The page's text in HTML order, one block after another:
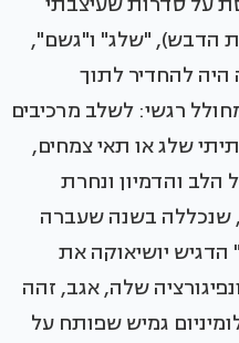
הדבש), "שלג" ו"גשם",
היה להחדיר לתוך
רגשי: לשלב מרכיבים
שלג או תאי צמחים,
הלב והדמיון ונחרת
שנכללה בשנה שעברה
יושיאוקה את
שלה, אגב, זהה
גמיש שפותח על